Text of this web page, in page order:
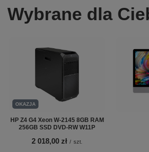
Wybrane dla
OKAZJA
HP Z4 G4 Xeon W-2145 8GB RAM
256GB SSD DVD-RW W11P
2 018,00 zł / szt.